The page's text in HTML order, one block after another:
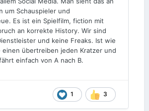
um Schauspieler und
Es ist ein Spielfilm, fiction mit
an korrekte History. Wir sind
und keine Freaks. Ist wie
einen übertreiben jeden Kratzer und
einfach von A nach B.
1 3